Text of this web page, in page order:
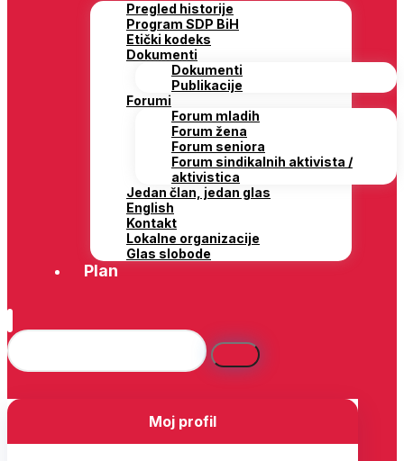
Pregled historije
Program SDP BiH
Etički kodeks
Dokumenti
Dokumenti
Publikacije
Forumi
Forum mladih
Forum žena
Forum seniora
Forum sindikalnih aktivista /
aktivistica
Jedan član, jedan glas
English
Kontakt
Lokalne organizacije
Glas slobode
Plan
Moj profil